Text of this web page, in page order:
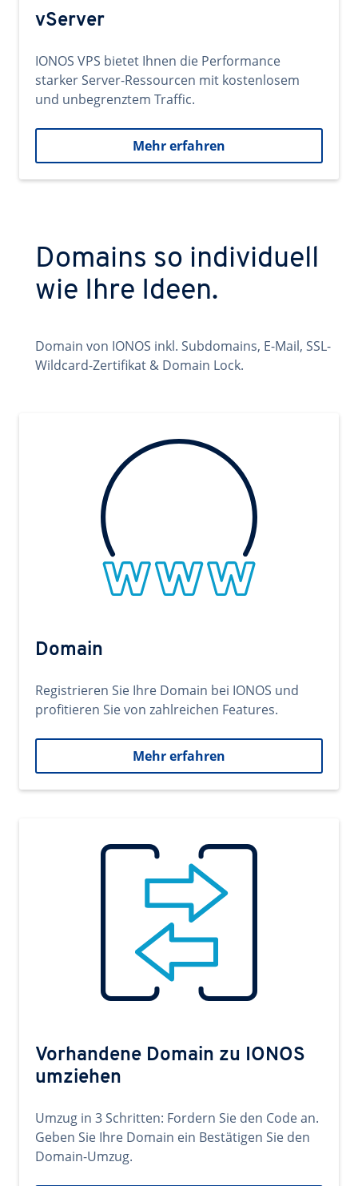
vServer
IONOS VPS bietet Ihnen die Performance
starker Server-Ressourcen mit kostenlosem
und unbegrenztem Traffic.
Mehr erfahren
Domains so individuell
wie Ihre Ideen.
Domain von IONOS inkl. Subdomains, E-Mail, SSL-
Wildcard-Zertifikat & Domain Lock.
Domain
Registrieren Sie Ihre Domain bei IONOS und
profitieren Sie von zahlreichen Features.
Mehr erfahren
Vorhandene Domain zu IONOS
umziehen
Umzug in 3 Schritten: Fordern Sie den Code an.
Geben Sie Ihre Domain ein Bestätigen Sie den
Domain-Umzug.